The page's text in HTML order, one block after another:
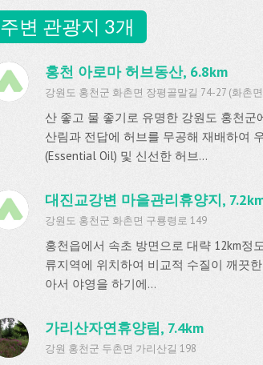
주변 관광지 3개
홍천 아로마 허브동산, 6.8km
강원도 홍천군 화촌면 장평골말길 74-27 (화촌
산 좋고 물 좋기로 유명한 강원도 홍천군
산림과 전답에 허브를 무공해 재배하여
(Essential Oil) 및 신선한 허브...
대진교강변 마을관리휴양지,
강원도 홍천군 화촌면 구룡령로 149
홍천읍에서 속초 방면으로 대략 12km정
류지역에 위치하여 비교적 수질이 깨끗
아서 야영을 하기에...
가리산자연휴양림, 7.4km
강원 홍천군 두촌면 가리산길 198